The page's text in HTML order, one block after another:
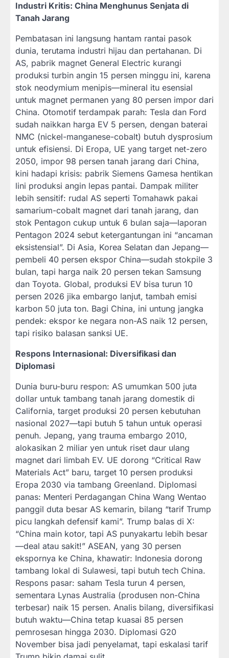
Industri Kritis: China Menghunus Senjata di
Tanah Jarang
Pembatasan ini langsung hantam rantai pasok
dunia, terutama industri hijau dan pertahanan. Di
AS, pabrik magnet General Electric kurangi
produksi turbin angin 15 persen minggu ini, karena
stok neodymium menipis—mineral itu esensial
untuk magnet permanen yang 80 persen impor dari
China. Otomotif terdampak parah: Tesla dan Ford
sudah naikkan harga EV 5 persen, dengan baterai
NMC (nickel-manganese-cobalt) butuh dysprosium
untuk efisiensi. Di Eropa, UE yang target net-zero
2050, impor 98 persen tanah jarang dari China,
kini hadapi krisis: pabrik Siemens Gamesa hentikan
lini produksi angin lepas pantai. Dampak militer
lebih sensitif: rudal AS seperti Tomahawk pakai
samarium-cobalt magnet dari tanah jarang, dan
stok Pentagon cukup untuk 6 bulan saja—laporan
Pentagon 2024 sebut ketergantungan ini “ancaman
eksistensial”. Di Asia, Korea Selatan dan Jepang—
pembeli 40 persen ekspor China—sudah stokpile 3
bulan, tapi harga naik 20 persen tekan Samsung
dan Toyota. Global, produksi EV bisa turun 10
persen 2026 jika embargo lanjut, tambah emisi
karbon 50 juta ton. Bagi China, ini untung jangka
pendek: ekspor ke negara non-AS naik 12 persen,
tapi risiko balasan sanksi UE.
Respons Internasional: Diversifikasi dan
Diplomasi
Dunia buru-buru respon: AS umumkan 500 juta
dollar untuk tambang tanah jarang domestik di
California, target produksi 20 persen kebutuhan
nasional 2027—tapi butuh 5 tahun untuk operasi
penuh. Jepang, yang trauma embargo 2010,
alokasikan 2 miliar yen untuk riset daur ulang
magnet dari limbah EV. UE dorong “Critical Raw
Materials Act” baru, target 10 persen produksi
Eropa 2030 via tambang Greenland. Diplomasi
panas: Menteri Perdagangan China Wang Wentao
panggil duta besar AS kemarin, bilang “tarif Trump
picu langkah defensif kami”. Trump balas di X:
“China main kotor, tapi AS punyakartu lebih besar
—deal atau sakit!” ASEAN, yang 30 persen
ekspornya ke China, khawatir: Indonesia dorong
tambang lokal di Sulawesi, tapi butuh tech China.
Respons pasar: saham Tesla turun 4 persen,
sementara Lynas Australia (produsen non-China
terbesar) naik 15 persen. Analis bilang, diversifikasi
butuh waktu—China tetap kuasai 85 persen
pemrosesan hingga 2030. Diplomasi G20
November bisa jadi penyelamat, tapi eskalasi tarif